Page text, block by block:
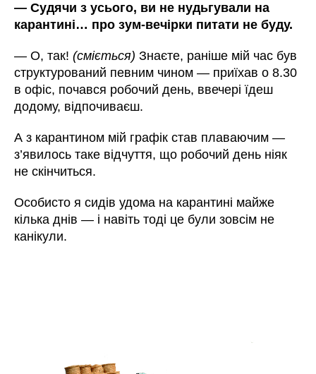
—Судячи з усього, ви не нудьгували на
карантині… про зум-вечірки питати не буду.
—О, так!(сміється) Знаєте, раніше мій час був
структурований певним чином— приїхав о 8.30
в офіс, почався робочий день, ввечері їдеш
додому, відпочиваєш.
А з карантином мій графік став плаваючим—
з’явилось таке відчуття, що робочий день ніяк
не скінчиться.
Особисто я сидів удома на карантині майже
кілька днів— і навіть тоді це були зовсім не
канікули.